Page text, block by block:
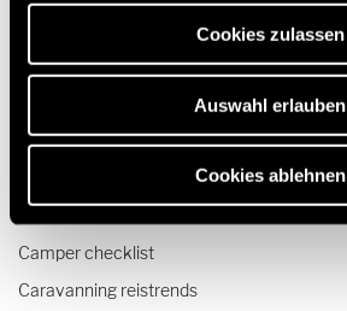
erforderlich sind.
Cookies zulassen
Auswahl erlauben
Cookies ablehnen
Quickstart campervideo's
Camper en Buscamper Configurator
Reizen & Beleven
Camper checklist
Caravanning reistrends